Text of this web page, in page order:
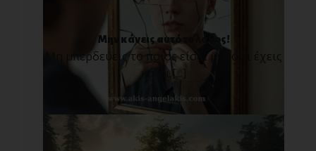
Μην κάνεις αυτό το λάθος!
Μη μπερδεύεις το ποιος είσαι με το τι έχεις
κάνει.[...]